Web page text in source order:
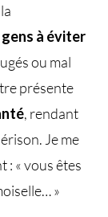
à éviter
ou mal
présente
, rendant
Je me
: « vous êtes
»